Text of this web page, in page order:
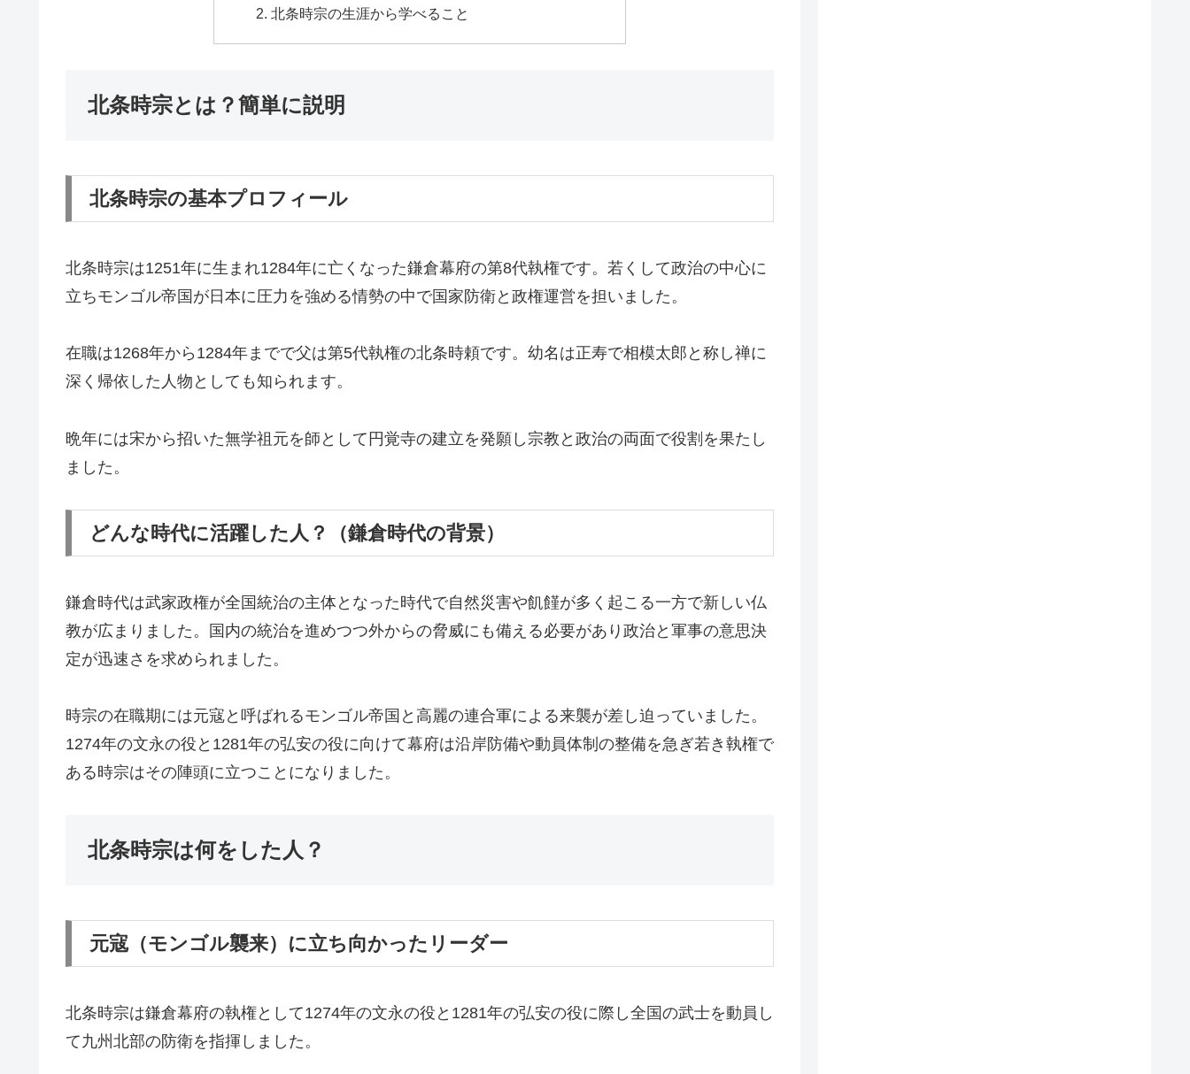
北条時宗の生涯から学べること
北条時宗とは？簡単に説明
北条時宗の基本プロフィール
北条時宗は1251年に生まれ1284年に亡くなった鎌倉幕府の第8代執権です。若くして政治の中心に
立ちモンゴル帝国が日本に圧力を強める情勢の中で国家防衛と政権運営を担いました。
在職は1268年から1284年までで父は第5代執権の北条時頼です。幼名は正寿で相模太郎と称し禅に
深く帰依した人物としても知られます。
晩年には宋から招いた無学祖元を師として円覚寺の建立を発願し宗教と政治の両面で役割を果たし
ました。
どんな時代に活躍した人？（鎌倉時代の背景）
鎌倉時代は武家政権が全国統治の主体となった時代で自然災害や飢饉が多く起こる一方で新しい仏
教が広まりました。国内の統治を進めつつ外からの脅威にも備える必要があり政治と軍事の意思決
定が迅速さを求められました。
時宗の在職期には元寇と呼ばれるモンゴル帝国と高麗の連合軍による来襲が差し迫っていました。
1274年の文永の役と1281年の弘安の役に向けて幕府は沿岸防備や動員体制の整備を急ぎ若き執権で
ある時宗はその陣頭に立つことになりました。
北条時宗は何をした人？
元寇（モンゴル襲来）に立ち向かったリーダー
北条時宗は鎌倉幕府の執権として1274年の文永の役と1281年の弘安の役に際し全国の武士を動員し
て九州北部の防衛を指揮しました。